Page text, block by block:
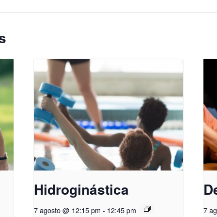
Hidroginástica
7 agosto @ 12:15 pm - 12:45 pm 7